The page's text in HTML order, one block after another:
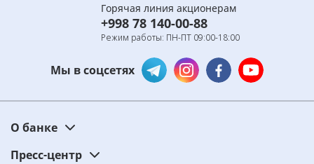
Горячая линия акционерам
+998 78 140-00-88
Режим работы: ПН-ПТ 09:00-18:00
Мы в соцсетях
О банке
Пресс-центр